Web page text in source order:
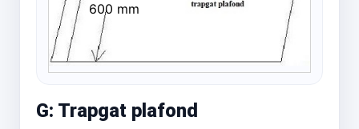
600 mm
G: Trapgat plafond